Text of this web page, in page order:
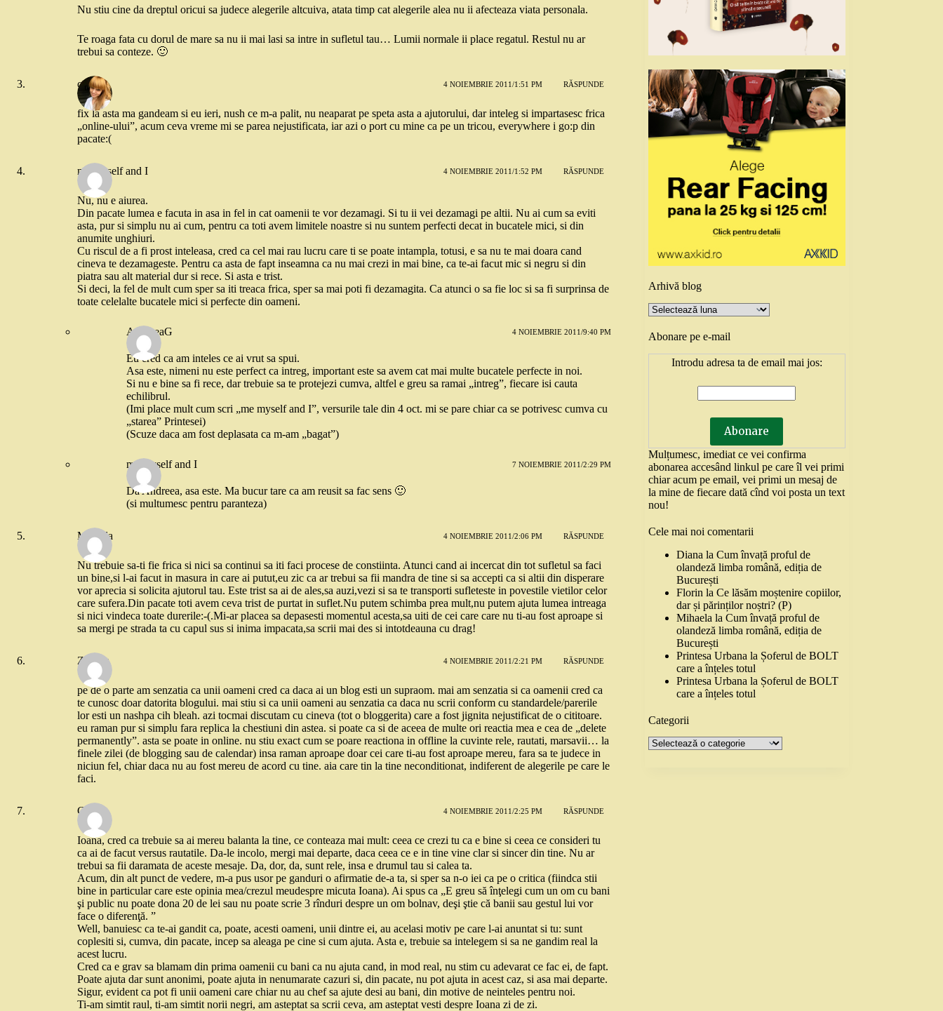
Nu stiu cine da dreptul oricui sa judece alegerile altcuiva, atata timp cat alegerile alea nu ii afecteaza viata personala.
Te roaga fata cu dorul de mare sa nu ii mai lasi sa intre in sufletul tau… Lumii normale ii place regatul. Restul nu ar
trebui sa conteze. 🙂
cookie 4 NOIEMBRIE 2011/1:51 PM RĂSPUNDE
fix la asta ma gandeam si eu ieri, nush ce m-a palit, nu neaparat pe speta asta a ajutorului, dar inteleg si impartasesc frica
„online-ului”, acum ceva vreme mi se parea nejustificata, iar azi o port cu mine ca pe un tricou, everywhere i go:p din
pacate:(
me myself and I 4 NOIEMBRIE 2011/1:52 PM RĂSPUNDE
Nu, nu e aiurea.
Din pacate lumea e facuta in asa in fel in cat oamenii te vor dezamagi. Si tu ii vei dezamagi pe altii. Nu ai cum sa eviti
asta, pur si simplu nu ai cum, pentru ca toti avem limitele noastre si nu suntem perfecti decat in bucatele mici, si din
anumite unghiuri.
Cu riscul de a fi prost inteleasa, cred ca cel mai rau lucru care ti se poate intampla, totusi, e sa nu te mai doara cand
cineva te dezamageste. Pentru ca asta de fapt inseamna ca nu mai crezi in mai bine, ca te-ai facut mic si negru si din
piatra sau alt material dur si rece. Si asta e trist.
Si deci, la fel de mult cum sper sa iti treaca frica, sper sa mai poti fi dezamagita. Ca atunci o sa fie loc si sa fi surprinsa de
toate celelalte bucatele mici si perfecte din oameni.
AndreeaG 4 NOIEMBRIE 2011/9:40 PM
Eu cred ca am inteles ce ai vrut sa spui.
Asa este, nimeni nu este perfect ca intreg, important este sa avem cat mai multe bucatele perfecte in noi.
Si nu e bine sa fi rece, dar trebuie sa te protejezi cumva, altfel e greu sa ramai „intreg”, fiecare isi cauta
echilibrul.
(Imi place mult cum scri „me myself and I”, versurile tale din 4 oct. mi se pare chiar ca se potrivesc cumva cu
„starea” Printesei)
(Scuze daca am fost deplasata ca m-am „bagat”)
me myself and I 7 NOIEMBRIE 2011/2:29 PM
Da Andreea, asa este. Ma bucur tare ca am reusit sa fac sens 🙂
(si multumesc pentru paranteza)
Mihaela 4 NOIEMBRIE 2011/2:06 PM RĂSPUNDE
Nu trebuie sa-ti fie frica si nici sa continui sa iti faci procese de constiinta. Atunci cand ai incercat din tot sufletul sa faci
un bine,si l-ai facut in masura in care ai putut,eu zic ca ar trebui sa fii mandra de tine si sa accepti ca si altii din disperare
vor aprecia si solicita ajutorul tau. Este trist sa ai de ales,sa auzi,vezi si sa te transporti sufleteste in povestile vietilor celor
care sufera.Din pacate toti avem ceva trist de purtat in suflet.Nu putem schimba prea mult,nu putem ajuta lumea intreaga
si nici vindeca toate durerile:-(.Mi-ar placea sa depasesti momentul acesta,sa uiti de cei care care nu ti-au fost aproape si
sa mergi pe strada ta cu capul sus si inima impacata,sa scrii mai des si intotdeauna cu drag!
Zazuza 4 NOIEMBRIE 2011/2:21 PM RĂSPUNDE
pe de o parte am senzatia ca unii oameni cred ca daca ai un blog esti un supraom. mai am senzatia si ca oamenii cred ca
te cunosc doar datorita blogului. mai stiu si ca unii oameni au senzatia ca daca nu scrii conform cu standardele/parerile
lor esti un nashpa cih bleah. azi tocmai discutam cu cineva (tot o bloggerita) care a fost jignita nejustificat de o cititoare.
eu raman pur si simplu fara replica la chestiuni din astea. si poate ca si de aceea de multe ori reactia mea e cea de „delete
permanently”. asta se poate in online. nu stiu exact cum se poare reactiona in offline la cuvinte rele, rautati, marsavii… la
finele zilei (de blogging sau de calendar) insa raman aproape doar cei care ti-au fost aproape mereu, fara sa te judece in
niciun fel, chiar daca nu au fost mereu de acord cu tine. aia care tin la tine neconditionat, indiferent de alegerile pe care le
faci.
Cristi 4 NOIEMBRIE 2011/2:25 PM RĂSPUNDE
Ioana, cred ca trebuie sa ai mereu balanta la tine, ce conteaza mai mult: ceea ce crezi tu ca e bine si ceea ce consideri tu
ca ai de facut versus rautatile. Da-le incolo, mergi mai departe, daca ceea ce e in tine vine clar si sincer din tine. Nu ar
trebui sa fii daramata de aceste mesaje. Da, dor, da, sunt rele, insa e drumul tau si calea ta.
Acum, din alt punct de vedere, m-a pus usor pe ganduri o afirmatie de-a ta, si sper sa n-o iei ca pe o critica (fiindca stii
bine in particular care este opinia mea/crezul meudespre micuta Ioana). Ai spus ca „E greu să înţelegi cum un om cu bani
şi public nu poate dona 20 de lei sau nu poate scrie 3 rînduri despre un om bolnav, deşi ştie că banii sau gestul lui vor
face o diferenţă. ”
Well, banuiesc ca te-ai gandit ca, poate, acesti oameni, unii dintre ei, au acelasi motiv pe care l-ai anuntat si tu: sunt
coplesiti si, cumva, din pacate, incep sa aleaga pe cine si cum ajuta. Asta e, trebuie sa intelegem si sa ne gandim real la
acest lucru.
Cred ca e grav sa blamam din prima oamenii cu bani ca nu ajuta cand, in mod real, nu stim cu adevarat ce fac ei, de fapt.
Poate ajuta dar sunt anonimi, poate ajuta in nenumarate cazuri si, din pacate, nu pot ajuta in acest caz, si asa mai departe.
Sigur, evident ca pot fi unii oameni care chiar nu au chef sa ajute desi au bani, din motive de neinteles pentru noi.
Ti-am simtit raul, ti-am simtit norii negri, am asteptat sa scrii ceva, am asteptat vesti despre Ioana zi de zi.
Arhivă blog
Arhivă
blog
Abonare pe e-mail
Introdu adresa ta de email mai jos:
Mulțumesc, imediat ce vei confirma
abonarea accesând linkul pe care îl vei primi
chiar acum pe email, vei primi un mesaj de
la mine de fiecare dată cînd voi posta un text
nou!
Cele mai noi comentarii
Diana laCum învață proful de
olandeză limba română, ediția de
București
Florin laCe lăsăm moștenire copiilor,
dar și părinților noștri? (P)
Mihaela laCum învață proful de
olandeză limba română, ediția de
București
Printesa Urbana la Șoferul de BOLT
care a înțeles totul
Printesa Urbana la Șoferul de BOLT
care a înțeles totul
Categorii
Categorii